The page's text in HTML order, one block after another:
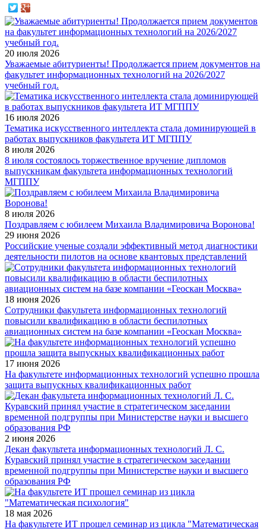
20 июля 2026
Уважаемые абитуриенты! Продолжается прием документов на
факультет информационных технологий на 2026/2027
учебный год.
16 июля 2026
Тематика искусственного интеллекта стала доминирующей в
работах выпускников факультета ИТ МГППУ
8 июля 2026
8 июля состоялось торжественное вручение дипломов
выпускникам факультета информационных технологий
МГППУ
8 июля 2026
Поздравляем с юбилеем Михаила Владимировича Воронова!
29 июня 2026
Российские ученые создали эффективный метод диагностики
деятельности пилотов на основе квантовых представлений
18 июня 2026
Сотрудники факультета информационных технологий
повысили квалификацию в области беспилотных
авиационных систем на базе компании «Геоскан Москва»
17 июня 2026
На факультете информационных технологий успешно прошла
защита выпускных квалификационных работ
2 июня 2026
Декан факультета информационных технологий Л. С.
Куравский принял участие в стратегическом заседании
временной подгруппы при Министерстве науки и высшего
образования РФ
18 мая 2026
На факультете ИТ прошел семинар из цикла "Математическая